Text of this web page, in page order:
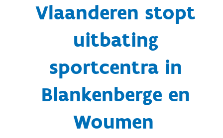
Vlaanderen stopt
uitbating
sportcentra in
Blankenberge en
Woumen